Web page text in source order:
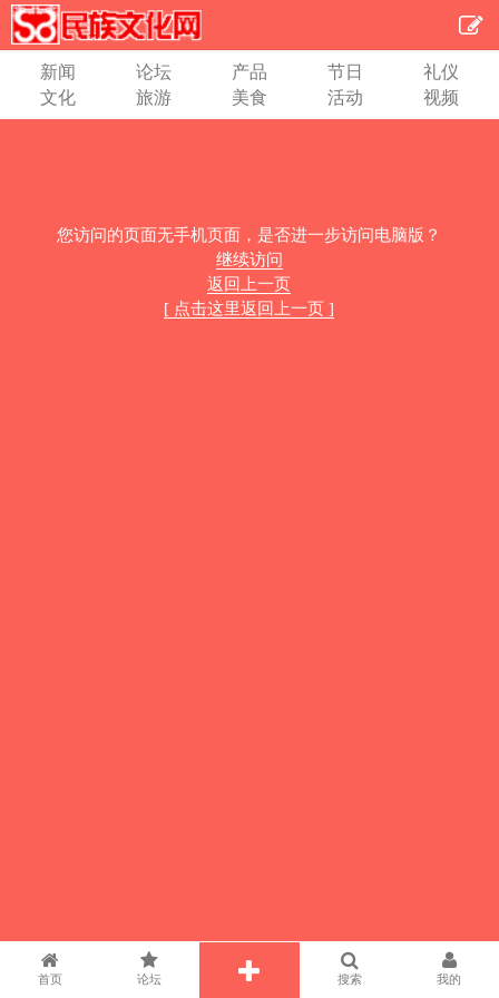
新闻 论坛 产品 节日
礼仪
文化
旅游 美食 活动 视频
您访问的页面无手机页面，是否进一步访问电脑版？
继续访问
返回上一页
[ 点击这里返回上一页 ]
首页 论坛 搜索 我的